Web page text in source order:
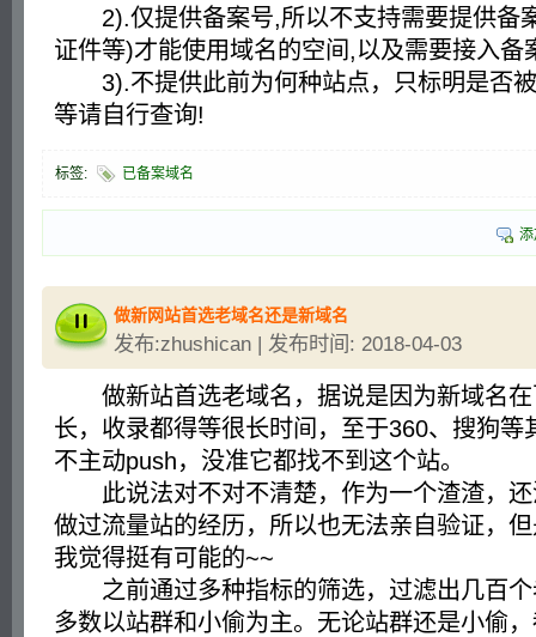
2).仅提供备案号,所以不支持需要提供备
证件等)才能使用域名的空间,以及需要接入备
3).不提供此前为何种站点，只标明是否被
等请自行查询!
标签: 已备案域名
做新网站首选老域名还是新域名
发布:zhushican | 发布时间: 2018-04-03
做新站首选老域名，据说是因为新域名在
长，收录都得等很长时间，至于360、搜狗等
不主动push，没准它都找不到这个站。
此说法对不对不清楚，作为一个渣渣，还
做过流量站的经历，所以也无法亲自验证，
我觉得挺有可能的~~
之前通过多种指标的筛选，过滤出几百个
多数以站群和小偷为主。无论站群还是小偷